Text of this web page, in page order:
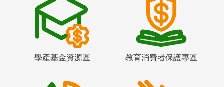
學產基金資源區 教育消費者保護專區